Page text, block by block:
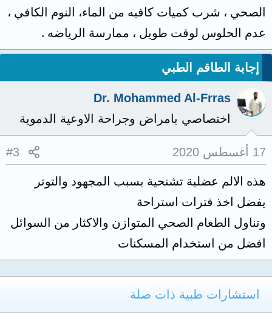
الصحي ، شرب كميات كافيه من الماء، النوم الكافي ،
عدم الحلوس لوقت طويل ، ممارسة الرياضه .
إجابة الطاقم الطبي
Dr. Mohammed Al-Frras
اختصاصي بامراض وجراحة الاوعية الدموية
17 أغسطس 2020 #3
هذه الالم عضلية تشنحية بسبب المجهود والتوتر
يفضل اخذ فترات استراحة
وتناول الطعام الصحي المتوازن والاكثار من السوائل
افضل من استخدام المسكنات
استشارات طبية ذات صلة